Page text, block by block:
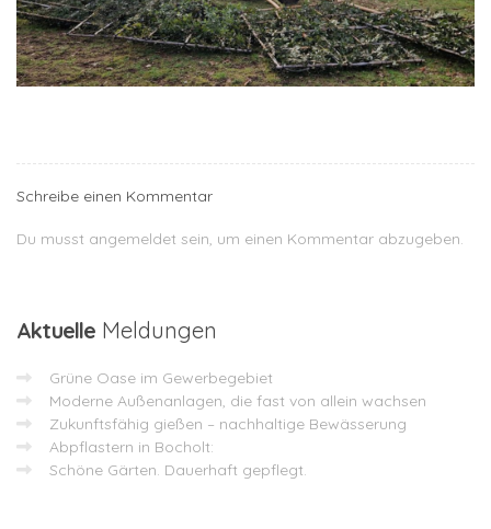
Schreibe einen Kommentar
Du musst angemeldet sein, um einen Kommentar abzugeben.
Aktuelle Meldungen
Grüne Oase im Gewerbegebiet
Moderne Außenanlagen, die fast von allein wachsen
Zukunftsfähig gießen – nachhaltige Bewässerung
Abpflastern in Bocholt:
Schöne Gärten. Dauerhaft gepflegt.